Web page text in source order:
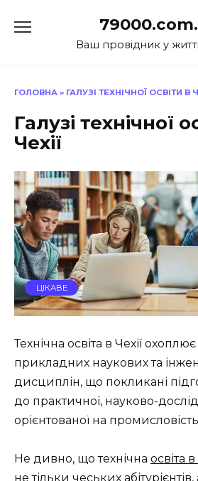
до
Ваш провідник у
ГОЛОВНА » ГАЛУЗІ ТЕХНІЧНОЇ ОСВІТИ В
Галузі технічної
Чехії
ЦІКАВЕ
Технічна освіта в Чехії
прикладних наукових та
дисциплін, що покликані
до практичної, науково-
орієнтованої на
Не дивно, що технічна освіта в
не тільки чеських